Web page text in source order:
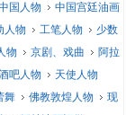
国人物
中国宫廷油画
人物
工笔人物
少数
物
京剧、戏曲
阿拉
吧人物
天使人物
舞
佛教敦煌人物
现